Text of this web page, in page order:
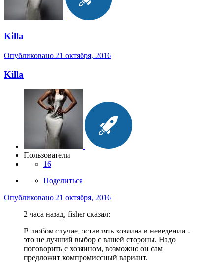
Killa
Опубликовано 21 октября, 2016
Killa
Пользователи
16
Поделиться
Опубликовано 21 октября, 2016
2 часа назад, fisher сказал:
В любом случае, оставлять хозяина в неведении -
это не лучший выбор с вашей стороны. Надо
поговорить с хозяином, возможно он сам
предложит компромиссный вариант.